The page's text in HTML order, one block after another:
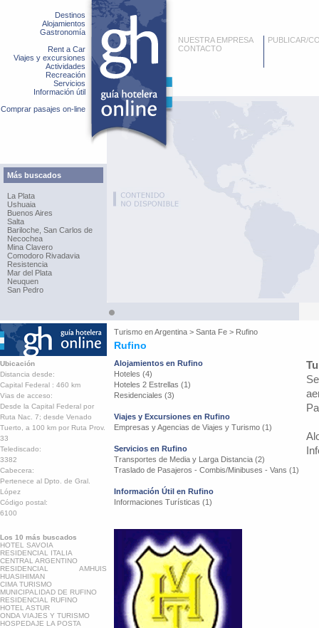
Destinos
Alojamientos
Gastronomía
Rent a Car
Viajes y excursiones
Actividades
Recreación
Servicios
Información útil
Comprar pasajes on-line
Más buscados
La Plata
Ushuaia
Buenos Aires
Salta
Bariloche, San Carlos de
Necochea
Mina Clavero
Comodoro Rivadavia
Resistencia
Mar del Plata
Neuquen
San Pedro
NUESTRA EMPRESA
CONTACTO
PUBLICAR/
Turismo enArgentina > Santa Fe > Rufino
Rufino
Ubicación
Distancia desde:
Capital Federal : 460 km
Vias de acceso:
Desde la Capital Federal por
Ruta Nac. 7; desde Venado
Tuerto, a 100 km por Ruta Prov.
33
Telediscado:
3382
Cabecera:
Pertenece al Dpto. de Gral.
López
Código postal:
6100
Los 10 más buscados
HOTEL SAVOIA
RESIDENCIAL ITALIA
CENTRAL ARGENTINO
RESIDENCIAL AMHUIS
HUASIHIMAN
CIMA TURISMO
MUNICIPALIDAD DE RUFINO
RESIDENCIAL RUFINO
HOTEL ASTUR
ONDA VIAJES Y TURISMO
HOSPEDAJE LA POSTA
Alojamientos en Rufino
Hoteles (4)
Hoteles 2 Estrellas (1)
Residenciales (3)
Viajes y Excursiones en Rufino
Empresas y Agencias de Viajes y Turismo (1)
Servicios en Rufino
Transportes de Media y Larga Distancia (2)
Traslado de Pasajeros - Combis/Minibuses - Vans (1)
Información Útil en Rufino
Informaciones Turísticas (1)